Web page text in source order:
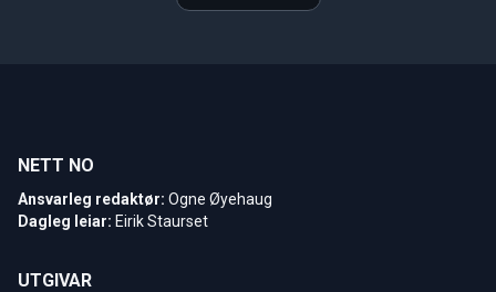
NETT NO
Ansvarleg redaktør: Ogne Øyehaug
Dagleg leiar: Eirik Staurset
UTGIVAR